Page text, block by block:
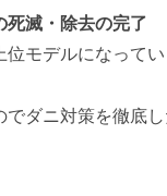
死滅・除去の完了
モデルになってい
ダニ対策を徹底